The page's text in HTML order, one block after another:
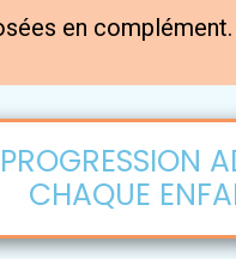
en complément.
CHAQUE